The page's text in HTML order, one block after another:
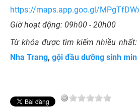
https://maps.app.goo.gl/
Giờ hoạt động: 09h00 - 20h00
Từ khóa được tìm kiếm nhiều nhất:
Nha Trang, gội đầu dưỡng sinh min